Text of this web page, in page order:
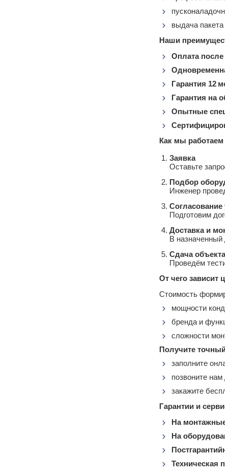
выдача
Наши
Оплата после
Гарантия 12
Гарантия на
Опытные
Как мы работаем
Заявка
Оставьте
Подбор
Инженер
Согласование
Подготовим
Доставка и
В назначенный
Сдача объекта
Проведём
От чего зависит
Стоимость
мощности
бренда и
сложности
Получите
заполните
позвоните
закажите
Гарантии и
На
На
Техническая